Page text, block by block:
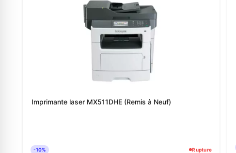
Imprimante laser MX511DHE (Remis à Neuf)
-10% Rupture